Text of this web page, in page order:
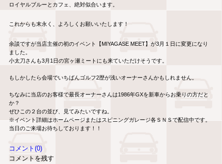
ロイヤルブルーとカフェ、絶対似合います。
これからも末永く、よろしくお願いいたします！
余談ですが当店主催の初のイベント【MIYAGASE MEET】が3月１日に変更になり
ました。
小太刀さんも3月1日の宮ヶ瀬ミートにも来ていただけそうです。
もしかしたら会場でいちばんゴルフ2歴が浅いオーナーさんかもしれません。
ちなみに当店のお客様で最長オーナーさんは1986年GXを新車からお乗りの方だと
か？
ぜひこの２台の並び、見てみたいですね。
※イベント詳細はホームページまたはスピニングガレージ各ＳＮＳで配信中です。
当日のご来場お待ちしております！！
コメント(0)
コメントを残す